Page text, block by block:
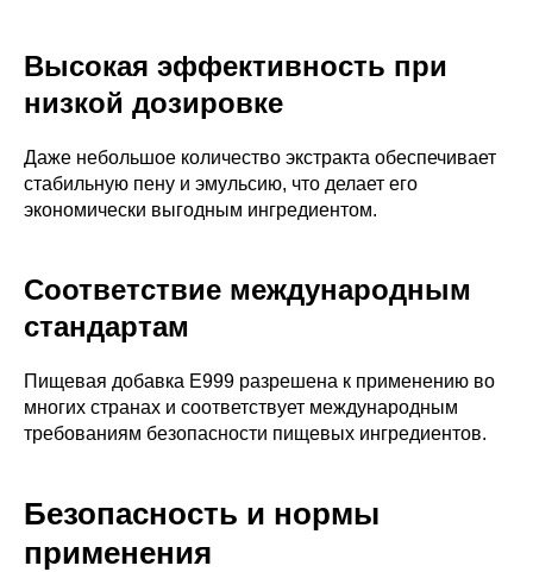
Высокая эффективность при
низкой дозировке
Даже небольшое количество экстракта обеспечивает
стабильную пену и эмульсию, что делает его
экономически выгодным ингредиентом.
Соответствие международным
стандартам
Пищевая добавка E999 разрешена к применению во
многих странах и соответствует международным
требованиям безопасности пищевых ингредиентов.
Безопасность и нормы
применения